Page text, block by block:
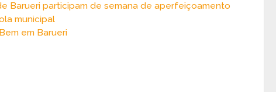
Barueri participam de semana de aperfeiçoamento
municipal
em Barueri